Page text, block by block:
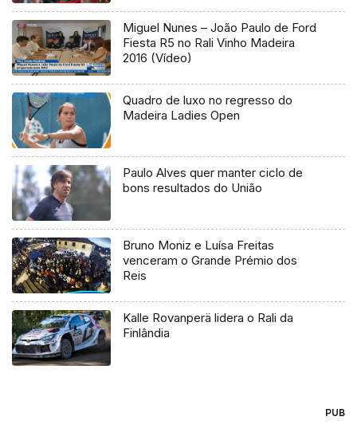
Miguel Nunes – João Paulo de Ford
Fiesta R5 no Rali Vinho Madeira
2016 (Vídeo)
Quadro de luxo no regresso do
Madeira Ladies Open
Paulo Alves quer manter ciclo de
bons resultados do União
Bruno Moniz e Luísa Freitas
venceram o Grande Prémio dos
Reis
Kalle Rovanperä lidera o Rali da
Finlândia
PUB